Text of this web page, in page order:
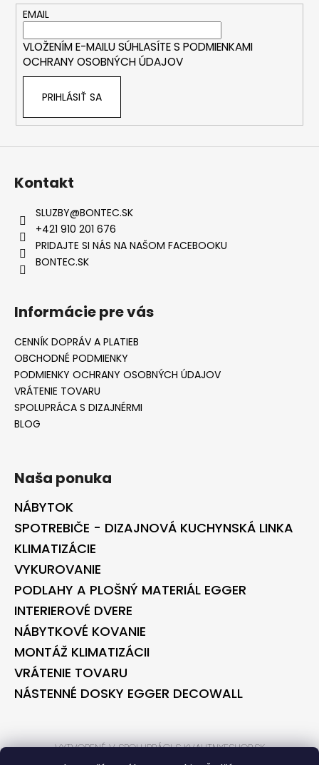
EMAIL
VLOŽENÍM E-MAILU SÚHLASÍTE S PODMIENKAMI
OCHRANY OSOBNÝCH ÚDAJOV
PRIHLÁSIŤ SA
Kontakt
SLUZBY@BONTEC.SK
+421 910 201 676
PRIDAJTE SI NÁS NA NAŠOM FACEBOOKU
BONTEC.SK
Informácie pre vás
CENNÍK DOPRÁV A PLATIEB
OBCHODNÉ PODMIENKY
PODMIENKY OCHRANY OSOBNÝCH ÚDAJOV
VRÁTENIE TOVARU
SPOLUPRÁCA S DIZAJNÉRMI
BLOG
Naša ponuka
NÁBYTOK
SPOTREBIČE - DIZAJNOVÁ KUCHYNSKÁ LINKA
KLIMATIZÁCIE
VYKUROVANIE
PODLAHY A PLOŠNÝ MATERIÁL EGGER
INTERIEROVÉ DVERE
NÁBYTKOVÉ KOVANIE
MONTÁŽ KLIMATIZÁCII
VRÁTENIE TOVARU
NÁSTENNÉ DOSKY EGGER DECOWALL
VYTVORENÉ V SPOLUPRÁCI S KVALITNYESHOP.SK
VYTVORENÉ V SPOLUPRÁCI S BONTEC.SK